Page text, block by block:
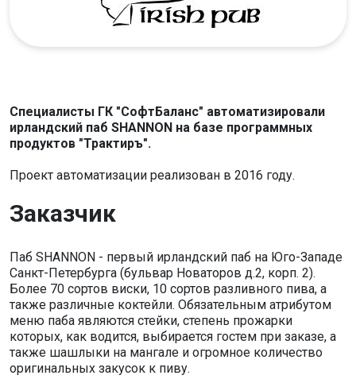
Специалисты ГК "СофтБаланс" автоматизировали
ирландский паб SHANNON на базе программных
продуктов "Трактиръ".
Проект автоматизации реализован в 2016 году.
Заказчик
Паб SHANNON - первый ирландский паб на Юго-Западе
Санкт-Петербурга (бульвар Новаторов д.2, корп. 2).
Более 70 сортов виски, 10 сортов разливного пива, а
также различные коктейли. Обязательным атрибутом
меню паба являются стейки, степень прожарки
которых, как водится, выбирается гостем при заказе, а
также шашлыки на мангале и огромное количество
оригинальных закусок к пиву.